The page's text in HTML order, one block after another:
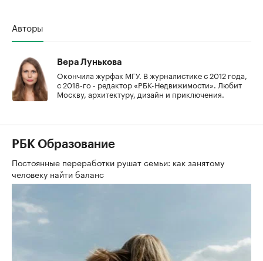
Авторы
Вера Лунькова
Окончила журфак МГУ. В журналистике с 2012 года,
с 2018-го - редактор «РБК-Недвижимости». Любит
Москву, архитектуру, дизайн и приключения.
РБК Образование
Постоянные переработки рушат семьи: как занятому
человеку найти баланс